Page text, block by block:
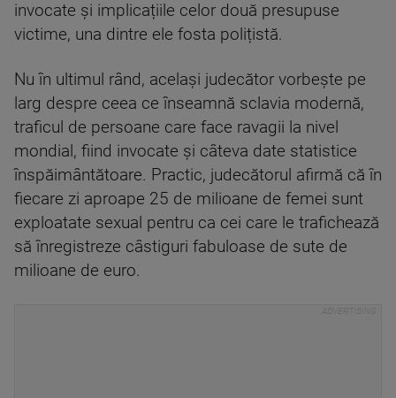
invocate și implicațiile celor două presupuse
victime, una dintre ele fosta polițistă.
Nu în ultimul rând, același judecător vorbește pe
larg despre ceea ce înseamnă sclavia modernă,
traficul de persoane care face ravagii la nivel
mondial, fiind invocate și câteva date statistice
înspăimântătoare. Practic, judecătorul afirmă că în
fiecare zi aproape 25 de milioane de femei sunt
exploatate sexual pentru ca cei care le trafichează
să înregistreze câstiguri fabuloase de sute de
milioane de euro.